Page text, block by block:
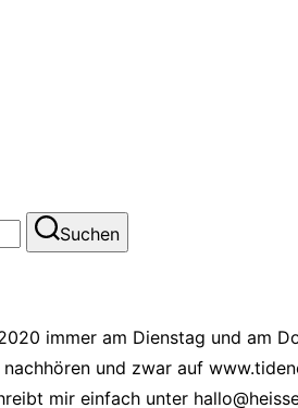
Suchen
immer am Dienstag und am
und zwar auf
mir einfach unter